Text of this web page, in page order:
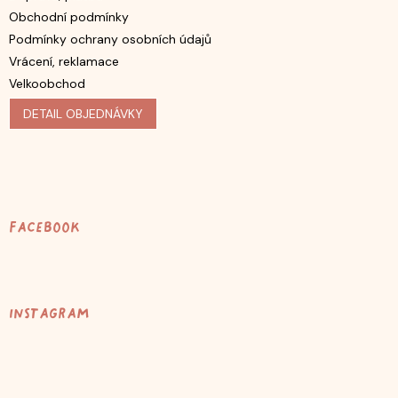
Obchodní podmínky
Podmínky ochrany osobních údajů
Vrácení, reklamace
Velkoobchod
DETAIL OBJEDNÁVKY
Facebook
Instagram